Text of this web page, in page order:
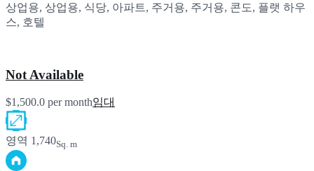
상업용, 상업용, 식당, 아파트, 주거용, 주거용, 콘도, 플랫 하우
스, 호텔
Not Available
$1,500.0 per month임대
영역 1,740Sq. m